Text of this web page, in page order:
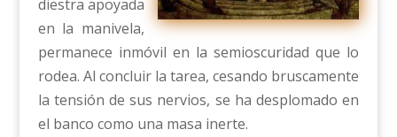
diestra apoyada
en la manivela,
permanece inmóvil en la semioscuridad que lo
rodea. Al concluir la tarea, cesando bruscamente
la tensión de sus nervios, se ha desplomado en
el banco como una masa inerte.